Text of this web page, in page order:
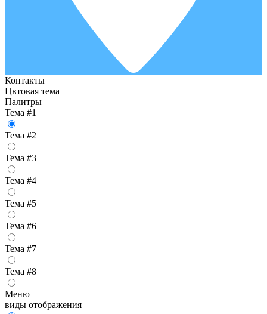
Контакты
Цвтовая тема
Палитры
Тема #1
Тема #2
Тема #3
Тема #4
Тема #5
Тема #6
Тема #7
Тема #8
Меню
виды отображения